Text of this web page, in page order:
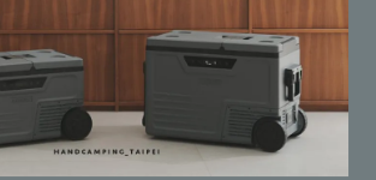
迎至露人甲大直店實體展示店面試用。
其他製品都有天然紋路或些微製程痕
者，請於購買前謹慎考慮後，再下單購